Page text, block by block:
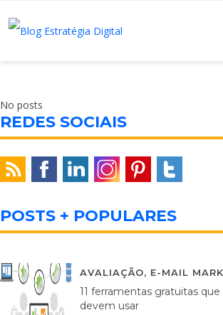
No posts
REDES SOCIAIS
POSTS + POPULARES
AVALIAÇÃO, E-MAIL
11 ferramentas gratuitas
devem usar